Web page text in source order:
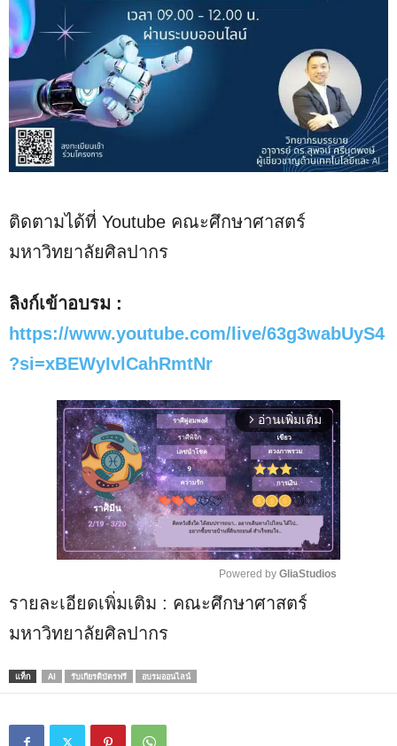
ติดตามได้ที่ Youtube คณะศึกษาศาสตร์
มหาวิทยาลัยศิลปากร
ลิงก์เข้าอบรม :
https://www.youtube.com/live/63g3wabUyS4
?si=xBEWyIvlCahRmtNr
arrow_forward_ios อ่านเพิ่มเติม
M
Powered by GliaStudios
รายละเอียดเพิ่มเติม : คณะศึกษาศาสตร์
มหาวิทยาลัยศิลปากร
แท็ก AI รับเกียรติบัตรฟรี อบรมออนไลน์